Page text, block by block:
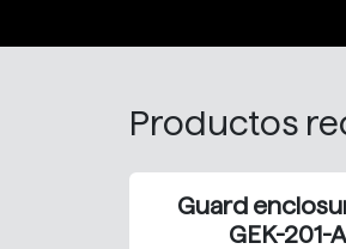
Productos
Guard
GEK-201-A